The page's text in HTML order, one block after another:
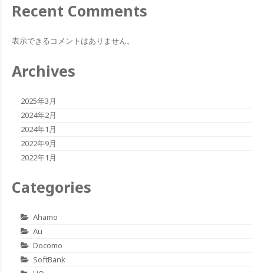
Recent Comments
表示できるコメントはありません。
Archives
2025年3月
2024年2月
2024年1月
2022年9月
2022年1月
Categories
Ahamo
Au
Docomo
SoftBank